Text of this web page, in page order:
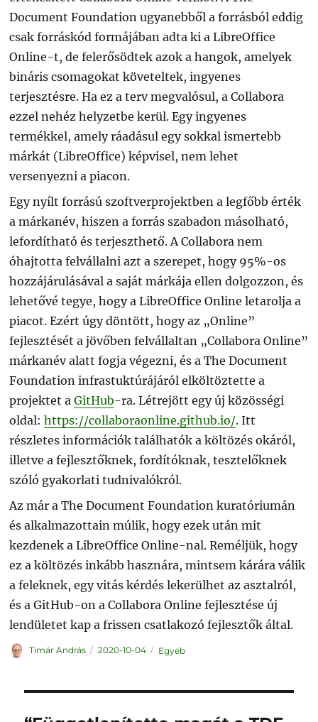
Document Foundation ugyanebből a forrásból eddig
csak forráskód formájában adta ki a LibreOffice
Online-t, de felerősödtek azok a hangok, amelyek
bináris csomagokat követeltek, ingyenes
terjesztésre. Ha ez a terv megvalósul, a Collabora
ezzel nehéz helyzetbe kerül. Egy ingyenes
termékkel, amely ráadásul egy sokkal ismertebb
márkát (LibreOffice) képvisel, nem lehet
versenyezni a piacon.
Egy nyílt forrású szoftverprojektben a legfőbb érték
a márkanév, hiszen a forrás szabadon másolható,
lefordítható és terjeszthető. A Collabora nem
óhajtotta felvállalni azt a szerepet, hogy 95%-os
hozzájárulásával a saját márkája ellen dolgozzon, és
lehetővé tegye, hogy a LibreOffice Online letarolja a
piacot. Ezért úgy döntött, hogy az „Online”
fejlesztését a jövőben felvállaltan „Collabora Online”
márkanév alatt fogja végezni, és a The Document
Foundation infrastuktúrájáról elköltöztette a
projektet aGitHub-ra. Létrejött egy új közösségi
oldal:https://collaboraonline.github.io/. Itt
részletes információk találhatók a költözés okáról,
illetve a fejlesztőknek, fordítóknak, tesztelőknek
szóló gyakorlati tudnivalókról.
Az már a The Document Foundation kuratóriumán
és alkalmazottain múlik, hogy ezek után mit
kezdenek a LibreOffice Online-nal. Reméljük, hogy
ez a költözés inkább hasznára, mintsem kárára válik
a feleknek, egy vitás kérdés lekerülhet az asztalról,
és a GitHub-on a Collabora Online fejlesztése új
lendületet kap a frissen csatlakozó fejlesztők által.
Szerző
Timár András Közzétéve
2020-10-04 Kategória
Egyéb